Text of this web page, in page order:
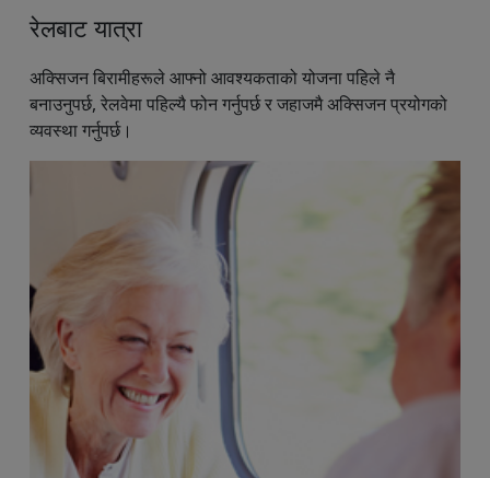
रेलबाट यात्रा
अक्सिजन बिरामीहरूले आफ्नो आवश्यकताको योजना पहिले नै
बनाउनुपर्छ, रेलवेमा पहिल्यै फोन गर्नुपर्छ र जहाजमै अक्सिजन प्रयोगको
व्यवस्था गर्नुपर्छ।